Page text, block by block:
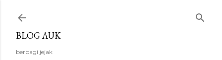
BLOG AUK
berbagi jejak